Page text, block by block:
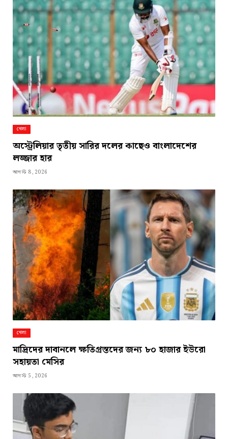
খেলা
অস্ট্রেলিয়ার তৃতীয় সারির দলের কাছেও বাংলাদেশের
লজ্জার হার
আগস্ট 8, 2026
খেলা
মাদ্রিদের দাবানলে ক্ষতিগ্রস্তদের জন্য ৮০ হাজার ইউরো
সহায়তা মেসির
আগস্ট 5, 2026